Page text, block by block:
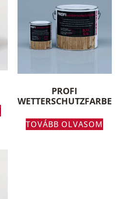
PROFI
WETTERSCHUTZFARBE
TOVÁBB OLVASOM